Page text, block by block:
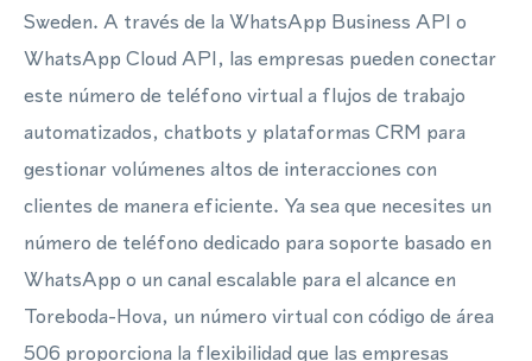
Sweden. A través de la WhatsApp Business API o
WhatsApp Cloud API, las empresas pueden conectar
este número de teléfono virtual a flujos de trabajo
automatizados, chatbots y plataformas CRM para
gestionar volúmenes altos de interacciones con
clientes de manera eficiente. Ya sea que necesites un
número de teléfono dedicado para soporte basado en
WhatsApp o un canal escalable para el alcance en
Toreboda-Hova, un número virtual con código de área
506 proporciona la flexibilidad que las empresas